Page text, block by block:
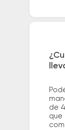
de
que